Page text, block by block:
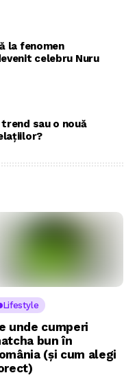
la fenomen
celebru Nuru
sau o nouă
Lifestyle
unde cumperi
bun în
(și cum alegi